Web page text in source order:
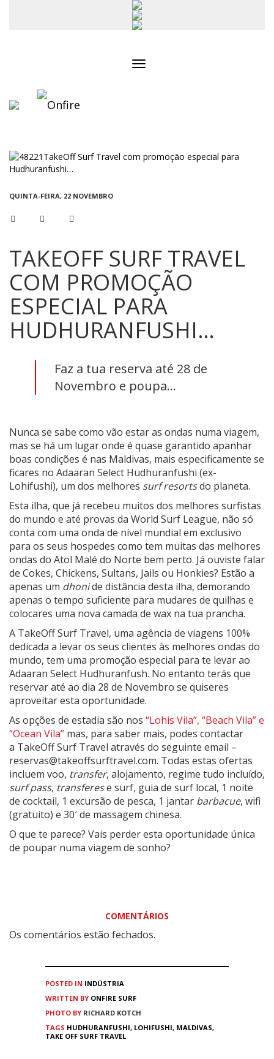
QUINTA-FEIRA, 22 NOVEMBRO
TAKEOFF SURF TRAVEL
COM PROMOÇÃO
ESPECIAL PARA
HUDHURANFUSHI…
Faz a tua reserva até 28 de
Novembro e poupa...
Nunca se sabe como vão estar as ondas numa viagem,
mas se há um lugar onde é quase garantido apanhar
boas condições é nas Maldivas, mais especificamente se
ficares no Adaaran Select Hudhuranfushi (ex-
Lohifushi), um dos melhores surf resortsdo planeta.
Esta ilha, que já recebeu muitos dos melhores surfistas
do mundo e até provas da World Surf League, não só
conta com uma onda de nível mundial em exclusivo
para os seus hospedes como tem muitas das melhores
ondas do Atol Malé do Norte bem perto. Já ouviste falar
de Cokes, Chickens, Sultans, Jails ou Honkies? Estão a
apenas um dhonide distância desta ilha, demorando
apenas o tempo suficiente para mudares de quilhas e
colocares uma nova camada de wax na tua prancha.
A TakeOff Surf Travel, uma agência de viagens 100%
dedicada a levar os seus clientes às melhores ondas do
mundo, tem uma promoção especial para te levar ao
Adaaran Select Hudhuranfush. No entanto terás que
reservar até ao dia 28 de Novembro se quiseres
aproveitar esta oportunidade.
As opções de estadia são nos “Lohis Vila”, “Beach Vila” e
“Ocean Vila” mas, para saber mais, podes contactar
a TakeOff Surf Travel através do seguinte email –
reservas@takeoffsurftravel.com. Todas estas ofertas
incluem voo, transfer, alojamento, regime tudo incluído,
surf pass, transferese surf, guia de surf local, 1 noite
de cocktail, 1 excursão de pesca, 1 jantar barbacue, wifi
(gratuito) e 30′ de massagem chinesa.
O que te parece? Vais perder esta oportunidade única
de poupar numa viagem de sonho?
COMENTÁRIOS
Os comentários estão fechados.
POSTED IN INDÚSTRIA
WRITTEN BY ONFIRE SURF
PHOTO BY RICHARD KOTCH
TAGS HUDHURANFUSHI, LOHIFUSHI, MALDIVAS,
TAKE OFF SURF TRAVEL